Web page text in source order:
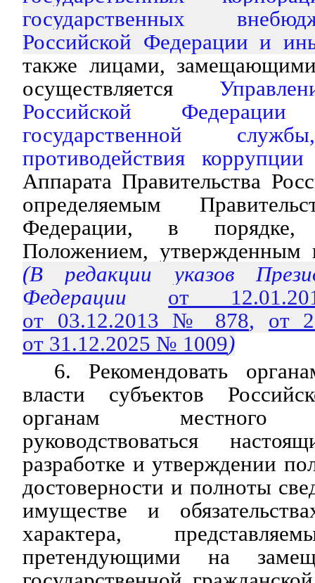
государственных
Российской Федерации и
также лицами,
осуществляется
Российской
государственной
противодействия коррупции
Аппарата Правительства
определяемым
Федерации, в порядке,
Положением, утвержденным
(В редакции указов
Федерации от
от 03.12.2013 № 878, от
от 31.12.2025 № 1009)
6. Рекомендовать
власти субъектов
органам местного
руководствоваться
разработке и утверждении
достоверности и полноты
имуществе и
характера,
претендующими на